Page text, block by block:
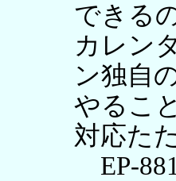
できる
カレン
ン独自
やるこ
対応た
EP-